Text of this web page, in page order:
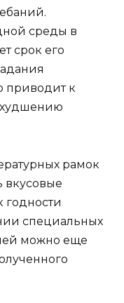
среды в
срок его
приводит к
рамок
вкусовые
годности
специальных
можно еще